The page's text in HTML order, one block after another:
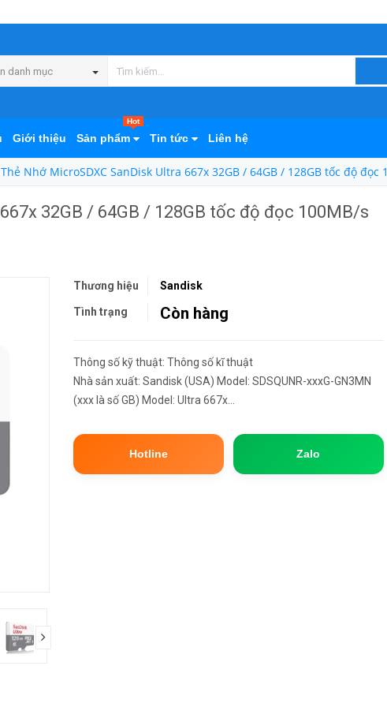
danh mục
Giới thiệu Sản phẩm
Hot
Tin tức Liên hệ
Thẻ Nhớ MicroSDXC SanDisk Ultra 667x 32GB / 64GB / 128GB tốc độ
32GB / 64GB / 128GB tốc độ đọc 100MB/s
Thương hiệu Sandisk
Tình trạng Còn hàng
Thông số kỹ thuật: Thông số kĩ thuật
Nhà sản xuất: Sandisk (USA) Model: SDSQUNR-xxxG-GN3MN
(xxx là số GB) Model: Ultra 667x
Hotline Zalo